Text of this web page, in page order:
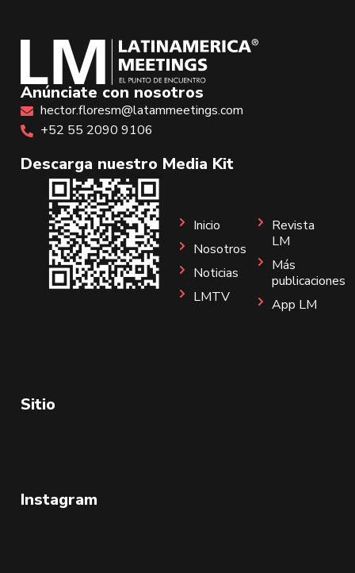
Anúnciate con nosotros
hector.floresm@latammeetings.com
+52 55 2090 9106
Descarga nuestro Media Kit
Sitio
Inicio
Nosotros
Noticias
LMTV
Revista
LM
Más
publicaciones
App LM
Instagram